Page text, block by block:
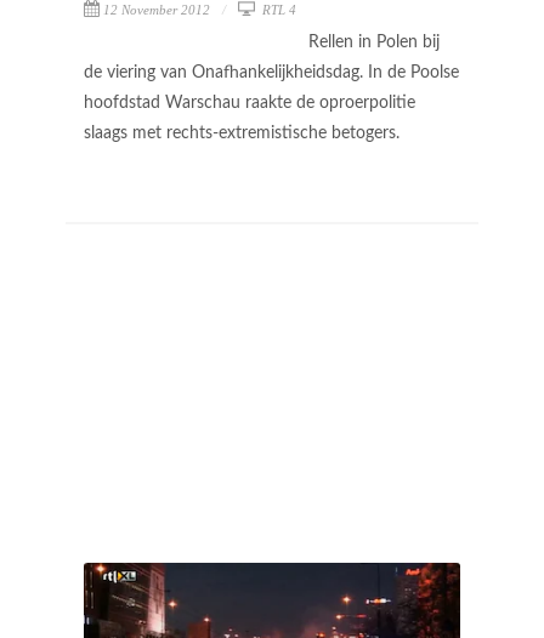
12 November 2012 RTL 4
Rellen in Polen bij
de viering van Onafhankelijkheidsdag. In de Poolse
hoofdstad Warschau raakte de oproerpolitie
slaags met rechts-extremistische betogers.